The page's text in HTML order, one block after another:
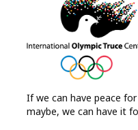
If we can have peace
maybe, we can have it